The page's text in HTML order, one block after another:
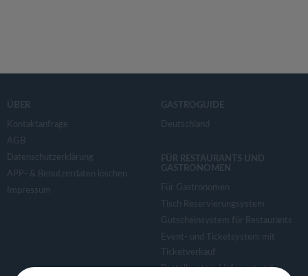
ÜBER
Kontaktanfrage
AGB
Datenschutzerklärung
APP- & Benutzerdaten löschen
Impressum
GASTROGUIDE
Deutschland
FÜR RESTAURANTS UND
GASTRONOMEN
Für Gastronomen
Tisch Reservierungsystem
Gutscheinsystem für Restaurants
Event- und Ticketsystem mit
Ticketverkauf
Bestellsystem Lieferung und